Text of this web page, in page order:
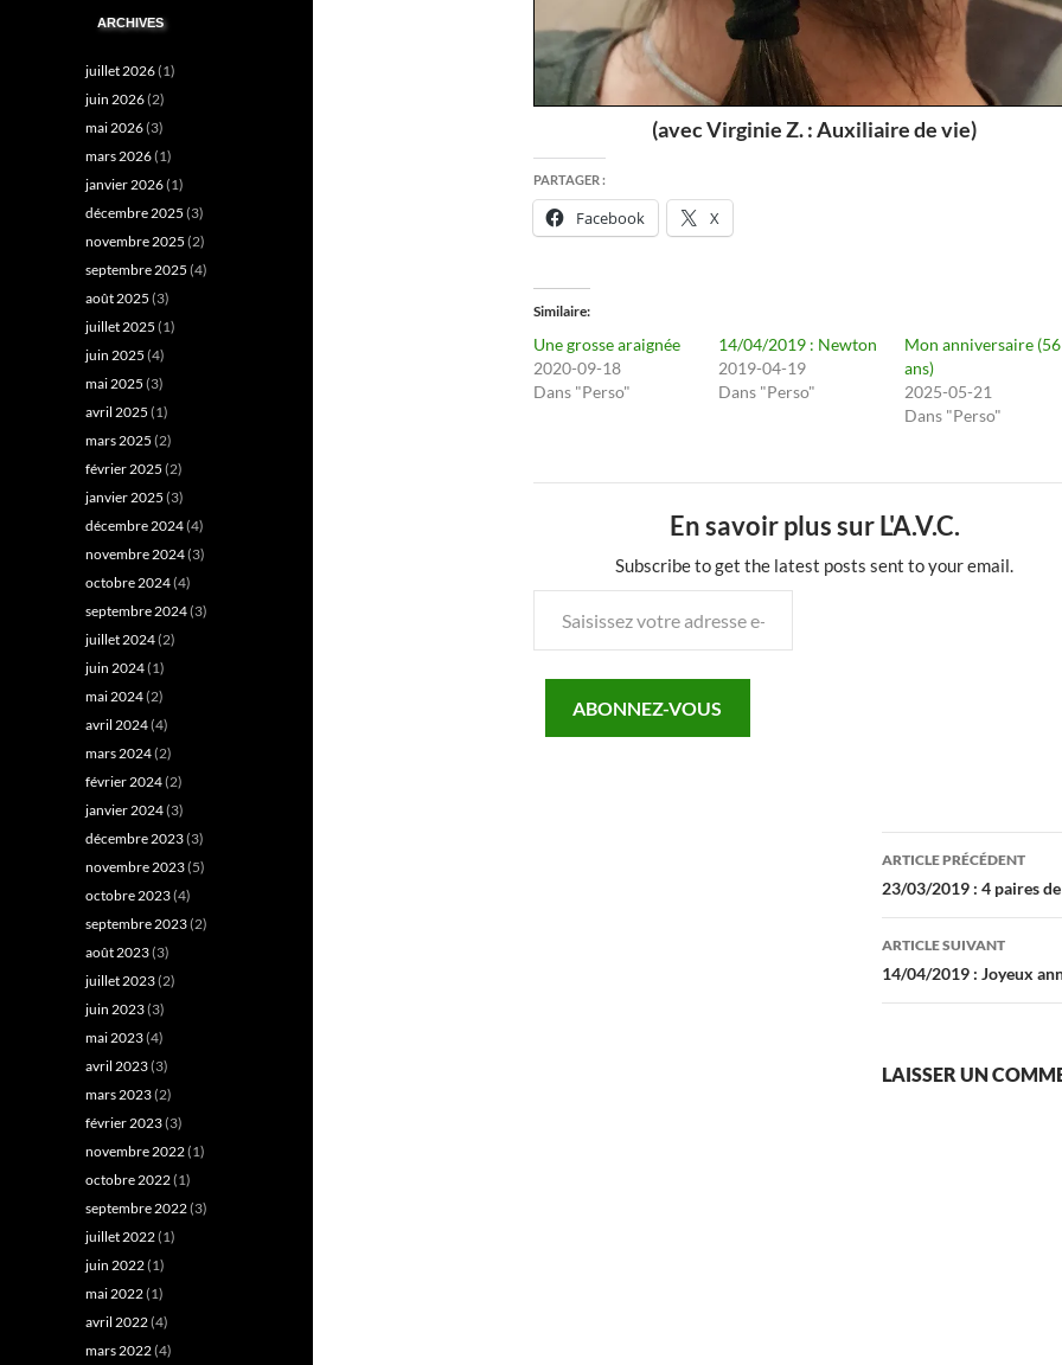
(avec Virginie Z. : Auxiliaire de vie)
PARTAGER :
Facebook X
Similaire
Une grosse araignée
2020-09-18
Dans "Perso"
14/04/2019 : Newton
2019-04-19
Dans "Perso"
Mon anniversaire (56
ans)
2025-05-21
Dans "Perso"
En savoir plus sur L'A.V.C.
Subscribe to get the latest posts sent to your email.
votre
mail…ABONNEZ-VOUS
Navigation
des
articles
ARTICLE PRÉCÉDENT
23/03/2019 : 4 paires
ARTICLE SUIVANT
14/04/2019 : Joyeux
LAISSER UN
ARCHIVES
juillet 2026(1)
juin 2026(2)
mai 2026(3)
mars 2026(1)
janvier 2026(1)
décembre 2025 (3)
novembre 2025 (2)
septembre 2025 (4)
août 2025 (3)
juillet 2025 (1)
juin 2025 (4)
mai 2025 (3)
avril 2025 (1)
mars 2025 (2)
février 2025 (2)
janvier 2025 (3)
décembre 2024(4)
novembre 2024(3)
octobre 2024(4)
septembre 2024(3)
juillet 2024(2)
juin 2024(1)
mai 2024(2)
avril 2024(4)
mars 2024(2)
février 2024(2)
janvier 2024(3)
décembre 2023(3)
novembre 2023(5)
octobre 2023(4)
septembre 2023(2)
août 2023(3)
juillet 2023(2)
juin 2023(3)
mai 2023(4)
avril 2023(3)
mars 2023(2)
février 2023(3)
novembre 2022(1)
octobre 2022(1)
septembre 2022(3)
juillet 2022(1)
juin 2022(1)
mai 2022(1)
avril 2022(4)
mars 2022(4)